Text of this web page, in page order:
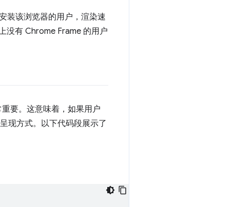
装该浏览器的用户，渲染速
没有 Chrome Frame 的用户
要。这意味着，如果用户
现方式。以下代码段展示了